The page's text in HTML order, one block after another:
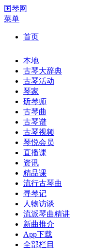
国琴网
菜单
首页
本地
古琴大辞典
古琴活动
琴家
斫琴师
古琴曲
古琴谱
古琴视频
琴悦会员
直播课
资讯
精品课
流行古琴曲
寻琴记
人物访谈
流派琴曲精讲
新曲推介
App下载
全部栏目